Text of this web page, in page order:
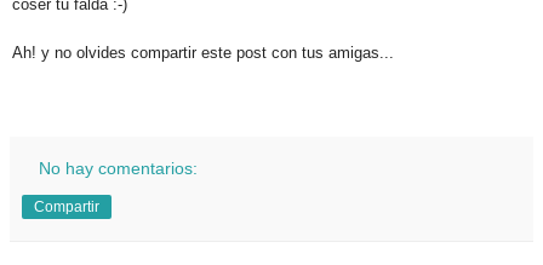
coser tu falda :-)
Ah! y no olvides compartir este post con tus amigas...
No hay comentarios:
Compartir